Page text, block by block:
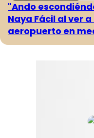
"Ando
Naya Fácil al ver
aeropuerto en